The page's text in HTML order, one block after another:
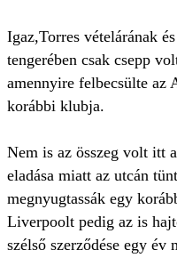
Igaz,Torres vételárának
tengerében csak csepp
amennyire felbecsülte
korábbi klubja.
Nem is az összeg volt itt
eladása miatt az utcán
megnyugtassák egy
Liverpoolt pedig az is
szélső szerződése egy